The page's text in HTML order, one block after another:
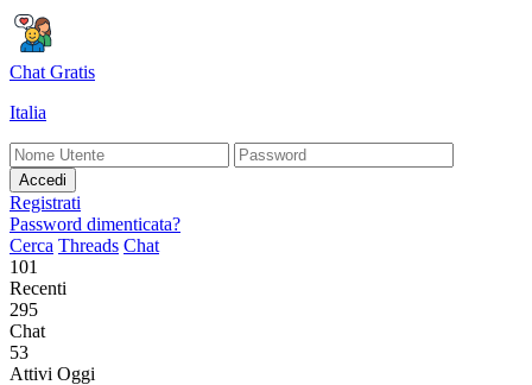
Chat Gratis
Italia
Accedi
Registrati
Password dimenticata?
Cerca Threads Chat
101
Recenti
295
Chat
53
Attivi Oggi